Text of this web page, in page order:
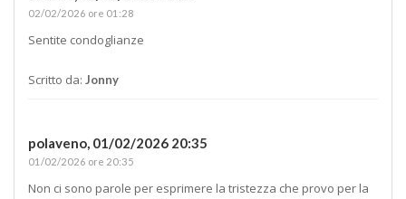
02/02/2026 ore 01:28
Sentite condoglianze
Scritto da: Jonny
polaveno, 01/02/2026 20:35
01/02/2026 ore 20:35
Non ci sono parole per esprimere la tristezza che provo per la